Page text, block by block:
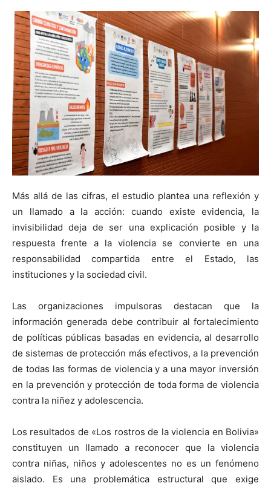
Más allá de las cifras, el estudio plantea una reflexión y
un llamado a la acción: cuando existe evidencia, la
invisibilidad deja de ser una explicación posible y la
respuesta frente a la violencia se convierte en una
responsabilidad compartida entre el Estado, las
instituciones y la sociedad civil.
Las organizaciones impulsoras destacan que la
información generada debe contribuir al fortalecimiento
de políticas públicas basadas en evidencia, al desarrollo
de sistemas de protección más efectivos, a la prevención
de todas las formas de violencia y a una mayor inversión
en la prevención y protección de toda forma de violencia
contra la niñez y adolescencia.
Los resultados de «Los rostros de la violencia en Bolivia»
constituyen un llamado a reconocer que la violencia
contra niñas, niños y adolescentes no es un fenómeno
aislado. Es una problemática estructural que exige